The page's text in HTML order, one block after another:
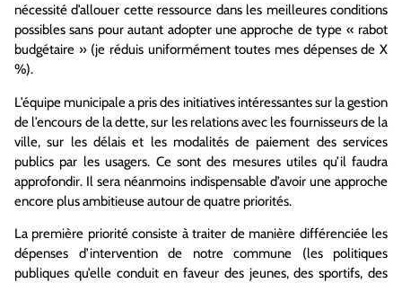
nécessité d’allouer cette ressource dans les meilleures conditions
possibles sans pour autant adopter une approche de type « rabot
budgétaire » (je réduis uniformément toutes mes dépenses de X
%).
L’équipe municipale a pris des initiatives intéressantes sur la gestion
de l’encours de la dette, sur les relations avec les fournisseurs de la
ville, sur les délais et les modalités de paiement des services
publics par les usagers. Ce sont des mesures utiles qu’il faudra
approfondir. Il sera néanmoins indispensable d’avoir une approche
encore plus ambitieuse autour de quatre priorités.
La première priorité consiste à traiter de manière différenciée les
dépenses d’intervention de notre commune (les politiques
publiques qu’elle conduit en faveur des jeunes, des sportifs, des